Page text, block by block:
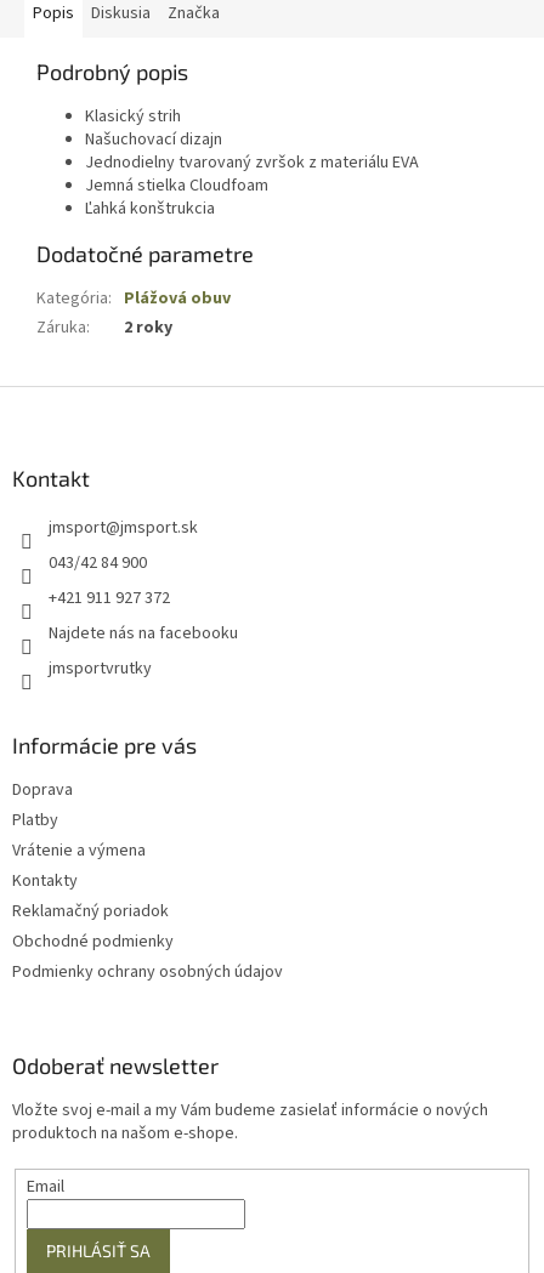
Popis Diskusia Značka
Podrobný popis
Klasický strih
Našuchovací dizajn
Jednodielny tvarovaný zvršok z materiálu EVA
Jemná stielka Cloudfoam
Ľahká konštrukcia
Dodatočné parametre
Kategória: Plážová obuv
Záruka: 2 roky
Kontakt
jmsport@jmsport.sk
043/42 84 900
+421 911 927 372
Najdete nás na facebooku
jmsportvrutky
Informácie pre vás
Doprava
Platby
Vrátenie a výmena
Kontakty
Reklamačný poriadok
Obchodné podmienky
Podmienky ochrany osobných údajov
Odoberať newsletter
Vložte svoj e-mail a my Vám budeme zasielať informácie o nových
produktoch na našom e-shope.
Email
PRIHLÁSIŤ SA